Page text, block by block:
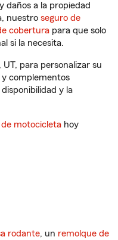
daños a la propiedad
nuestro seguro de
cobertura para que solo
si la necesita.
para personalizar su
complementos
y la
motocicleta hoy
rodante, un remolque de